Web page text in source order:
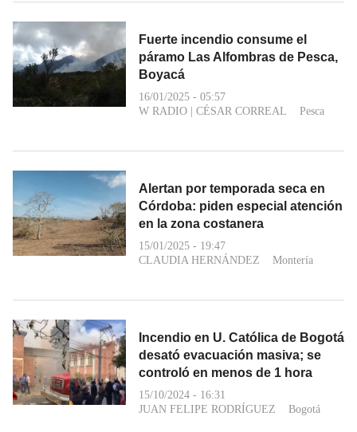
Fuerte incendio consume el
páramo Las Alfombras de Pesca,
Boyacá
16/01/2025 - 05:57
W RADIO
CÉSAR CORREAL Pesca
Alertan por temporada seca en
Córdoba: piden especial atención
en la zona costanera
15/01/2025 - 19:47
CLAUDIA HERNÁNDEZ
Montería
Incendio en U. Católica de Bogotá
desató evacuación masiva; se
controló en menos de 1 hora
15/10/2024 - 16:31
JUAN FELIPE RODRÍGUEZ
Bogotá